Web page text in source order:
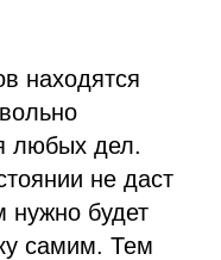
находятся
любых дел.
не даст
нужно будет
самим. Тем